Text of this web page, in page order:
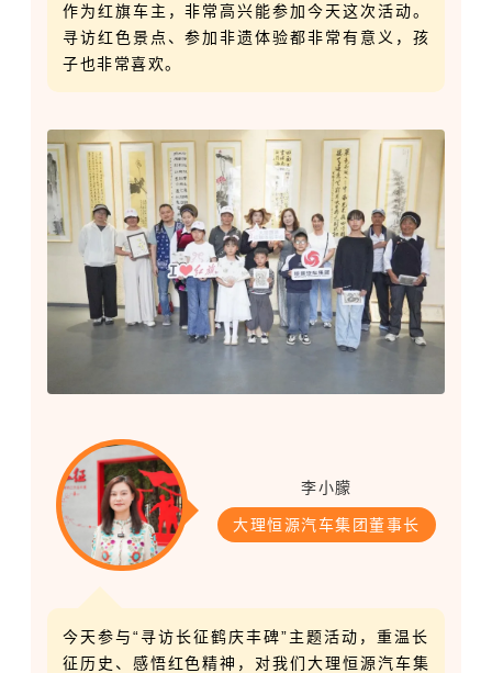
作为红旗车主，非常高兴能参加今天这次活动。
寻访红色景点、参加非遗体验都非常有意义，孩
子也非常喜欢。
李小朦
大理恒源汽车集团董事长
今天参与“寻访长征鹤庆丰碑”主题活动，重温长
征历史、感悟红色精神，对我们大理恒源汽车集